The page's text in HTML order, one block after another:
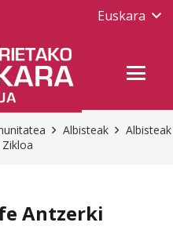
Euskara
Albisteak
Albisteak
Antzerki